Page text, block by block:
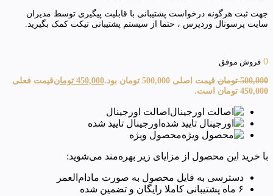
جهت ثبت هرگونه درخواست پشتیبانی با قابلیت پیگیری توسط مدیران
سایت پرسونال وردپرس ، حتما از سیستم پشتیبانی تیکت کمک بگیرید.
0 فروش موفق
500,000 تومان قیمت اصلی 500,000 تومان بود. 450,000 تومانقیمت فعلی
450,000 تومان است.
اصالت اورجینال
اورجینال تایید شده
محصول ویژه
با خرید این محصول از مزایای زیر بهره‌مند می‌شوید:
دسترسی به فایل محصول به صورت مادام‌العمر
۶ ماه پشتیبانی کاملا رایگان و تضمین شده